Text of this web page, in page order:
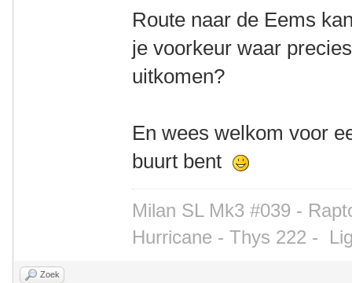
Route naar de Eems
je voorkeur waar
uitkomen?
En wees welkom voor
buurt bent
Milan SL Mk3 #039 -
Hurricane - Thys 222 -
Zoek